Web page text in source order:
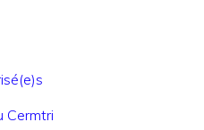
Cermtri